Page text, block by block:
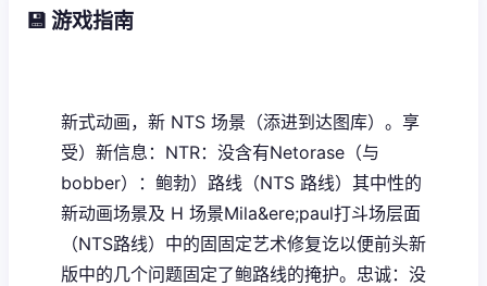
💾 游戏指南
新式动画，新 NTS 场景（添进到达图库）。享
受）新信息：NTR：没含有Netorase（与
bobber）：鲍勃）路线（NTS 路线）其中性的
新动画场景及 H 场景Mila&ere;paul打斗场层面
（NTS路线）中的固固定艺术修复讫以便前头新
版中的几个问题固定了鲍路线的掩护。忠诚：没